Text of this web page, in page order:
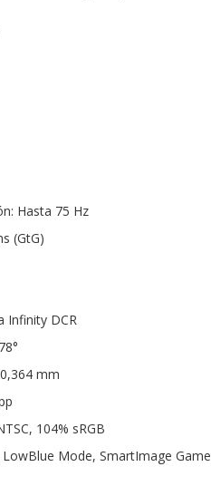
Hasta 75 Hz
(GtG)
Infinity DCR
mm
104% sRGB
Mode, SmartImage Game